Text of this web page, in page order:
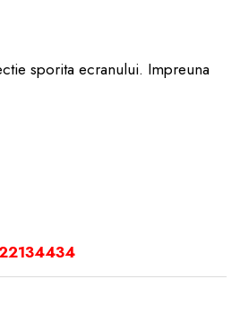
sporita ecranului. Impreuna